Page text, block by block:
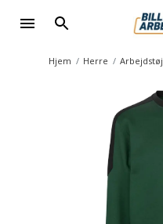
Hjem Herre Arbejdstøj